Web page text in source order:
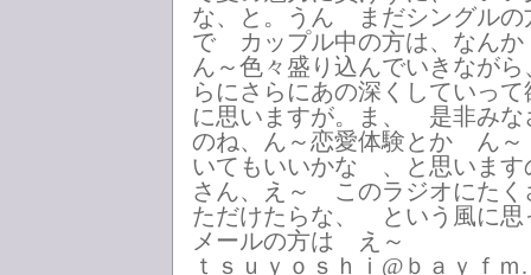
な、と。うん まだシングル
で カップル中の方は、なん
ん～色々盛り込んでいきなが
らにさらにあの深くしていっ
に思いますが。ま、 是非みな
のね、ん～恋愛体験とか ん
いてもいいかな 、と思います
さん、え～ このラジオにたく
ただけたらな、 という風に思
メールの方は え～
ｔｓｕｙｏｓｈｉ@ｂａｙｆ